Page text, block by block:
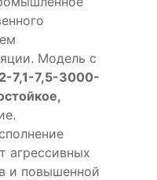
Модель с
7,1-7,5-3000-
агрессивных
и повышенной